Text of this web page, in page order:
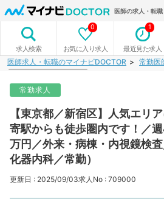
医師の求人・転
求人検索 お気に入り求人
0
最近見た求人
1
医師求人・転職のマイナビDOCTOR 常勤医
常勤求人
【東京都／新宿区】人気エリ
寄駅からも徒歩圏内です！／
万円／外来・病棟・内視鏡検
化器内科／常勤）
更新日 : 2025/09/03求人No : 709000